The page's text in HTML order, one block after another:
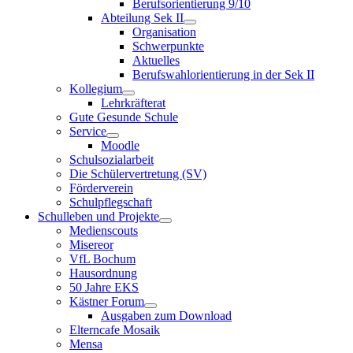
Berufsorientierung 9/10
Abteilung Sek II
Organisation
Schwerpunkte
Aktuelles
Berufswahlorientierung in der Sek II
Kollegium
Lehrkräfterat
Gute Gesunde Schule
Service
Moodle
Schulsozialarbeit
Die Schülervertretung (SV)
Förderverein
Schulpflegschaft
Schulleben und Projekte
Medienscouts
Misereor
VfL Bochum
Hausordnung
50 Jahre EKS
Kästner Forum
Ausgaben zum Download
Elterncafe Mosaik
Mensa